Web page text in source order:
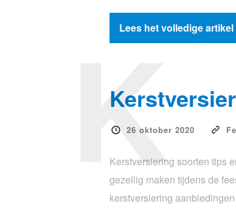
Lees het volledige artikel
26 oktober 2020
K
Kerstversiering soorten tips
gezellig maken tijdens de
kerstversiering